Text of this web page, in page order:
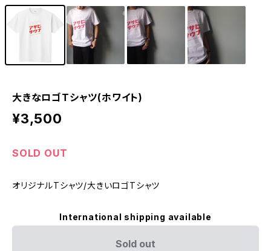
大きなロゴTシャツ(ホワイト)
¥3,500
SOLD OUT
オリジナルTシャツ/大きいロゴTシャツ
International shipping available
Sold out